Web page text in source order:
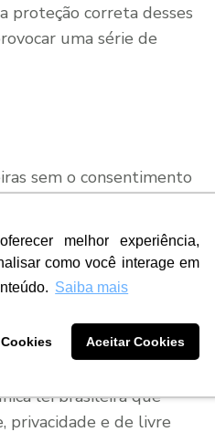
melhor experiência,
como você interage em
Saiba mais
Aceitar Cookies
proteção correta desses
uma série de
sem o consentimento
ilegais que não
dos dados e
quanto as empresas
de se adequar
lei brasileira que
privacidade e de livre